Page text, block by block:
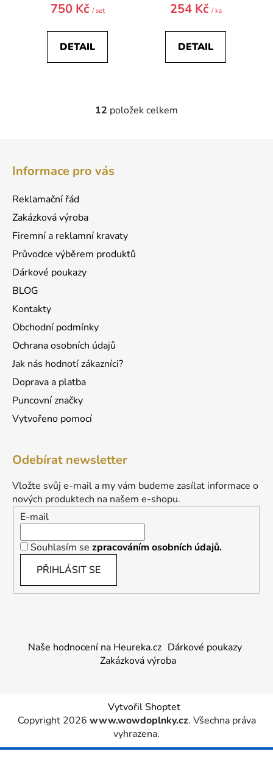
750 Kč / set
DETAIL
254 Kč / ks
DETAIL
O
12 položek celkem
Informace pro vás
Reklamační řád
Zakázková výroba
Firemní a reklamní kravaty
Průvodce výběrem produktů
Dárkové poukazy
BLOG
Kontakty
Obchodní podmínky
Ochrana osobních údajů
Jak nás hodnotí zákazníci?
Doprava a platba
Puncovní značky
Vytvořeno pomocí
Odebírat newsletter
Vložte svůj e-mail a my vám budeme zasílat informace o
nových produktech na našem e-shopu.
E-mail
Souhlasím se zpracováním osobních údajů.
PŘIHLÁSIT SE
Naše hodnocení na Heureka.cz Dárkové poukazy
Zakázková výroba
Vytvořil Shoptet
Copyright 2026 www.wowdoplnky.cz. Všechna práva
vyhrazena.